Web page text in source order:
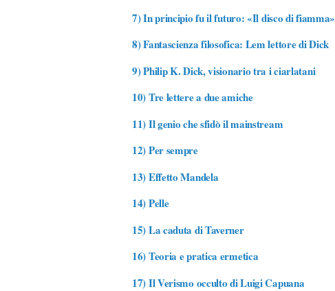
7)In principio fu il futuro: «Il disco di fiamma»
8)Fantascienza filosofica: Lem lettore di Dick
9)Philip K. Dick, visionario tra i ciarlatani
10)Tre lettere a due amiche
11)Il genio che sfidò il mainstream
12)Per sempre
13)Effetto Mandela
14)Pelle
15)La caduta di Taverner
16)Teoria e pratica ermetica
17)Il Verismo occulto di Luigi Capuana